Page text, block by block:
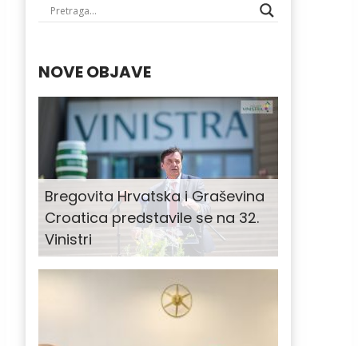
NOVE OBJAVE
Bregovita Hrvatska i Graševina
Croatica predstavile se na 32.
Vinistri